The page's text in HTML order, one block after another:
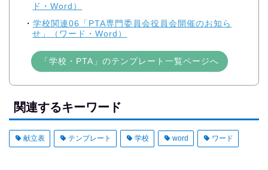
ド・Word）
学校関連06「PTA専門委員会役員会開催のお知ら
せ」（ワード・Word）
「学校・PTA」のテンプレート一覧ページへ
関連するキーワード
献立表 テンプレート 学校 word ワード